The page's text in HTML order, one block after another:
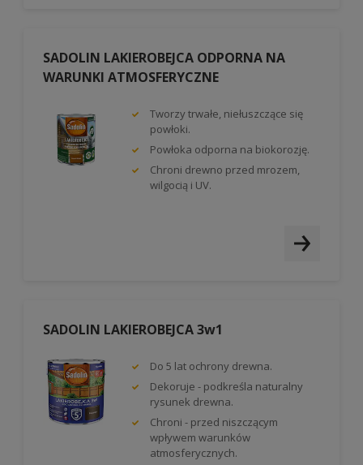
SADOLIN LAKIEROBEJCA ODPORNA NA
WARUNKI ATMOSFERYCZNE
Tworzy trwałe, niełuszczące się
powłoki.
Powłoka odporna na biokorozję.
Chroni drewno przed mrozem,
wilgocią i UV.
SADOLIN LAKIEROBEJCA 3w1
Do 5 lat ochrony drewna.
Dekoruje - podkreśla naturalny
rysunek drewna.
Chroni - przed niszczącym
wpływem warunków
atmosferycznych.